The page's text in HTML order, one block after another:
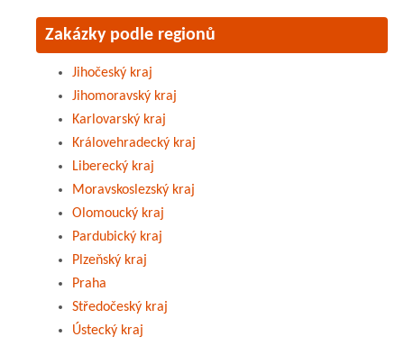
Zakázky podle regionů
Jihočeský kraj
Jihomoravský kraj
Karlovarský kraj
Královehradecký kraj
Liberecký kraj
Moravskoslezský kraj
Olomoucký kraj
Pardubický kraj
Plzeňský kraj
Praha
Středočeský kraj
Ústecký kraj